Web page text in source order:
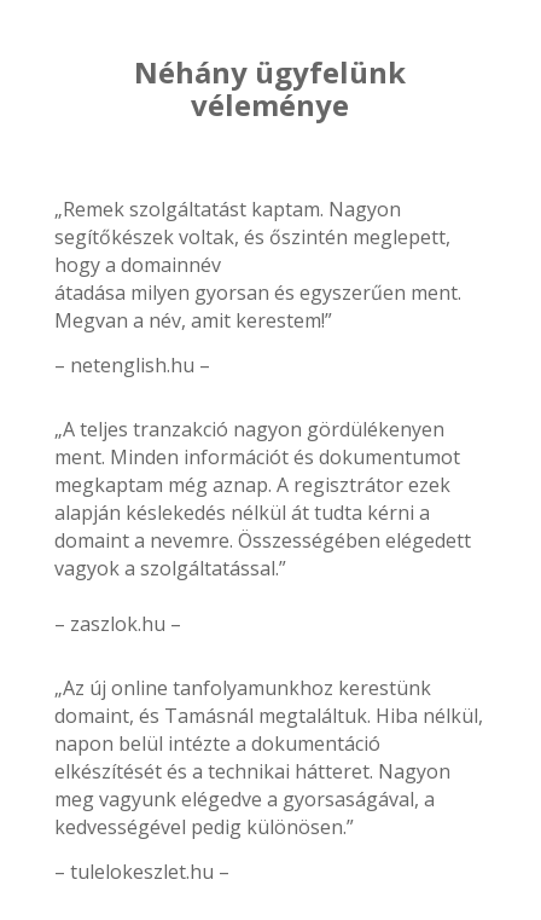
Néhány ügyfelünk
véleménye
„Remek szolgáltatást kaptam. Nagyon
segítőkészek voltak, és őszintén meglepett,
hogy a domainnév
átadása milyen gyorsan és egyszerűen ment.
Megvan a név, amit kerestem!”
– netenglish.hu –
„A teljes tranzakció nagyon gördülékenyen
ment. Minden információt és dokumentumot
megkaptam még aznap. A regisztrátor ezek
alapján késlekedés nélkül át tudta kérni a
domaint a nevemre. Összességében elégedett
vagyok a szolgáltatással.”
– zaszlok.hu –
„Az új online tanfolyamunkhoz kerestünk
domaint, és Tamásnál megtaláltuk. Hiba nélkül,
napon belül intézte a dokumentáció
elkészítését és a technikai hátteret. Nagyon
meg vagyunk elégedve a gyorsaságával, a
kedvességével pedig különösen.”
– tulelokeszlet.hu –